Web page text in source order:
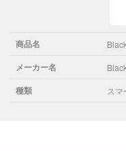
商品名
メーカー名
種類 ス